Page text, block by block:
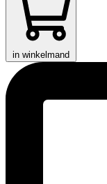
in winkelmand